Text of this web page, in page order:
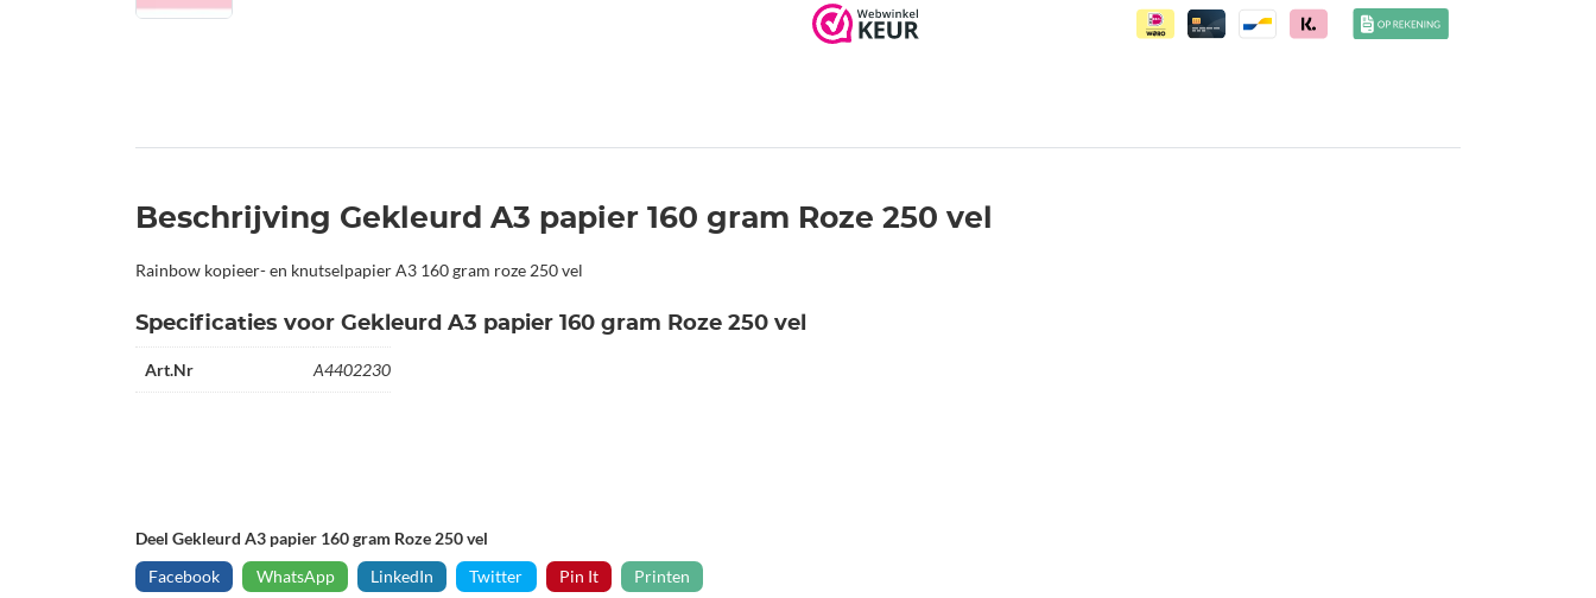
Beschrijving Gekleurd A3 papier 160 gram Roze 250 vel
Rainbow kopieer- en knutselpapier A3 160 gram roze 250 vel
Specificaties voor Gekleurd A3 papier 160 gram Roze 250 vel
Art.Nr A4402230
Deel Gekleurd A3 papier 160 gram Roze 250 vel
Facebook
WhatsApp LinkedIn Twitter Pin It Printen